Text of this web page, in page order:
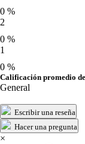
0 %
2
0 %
1
0 %
Calificación promedio
General
Escribir una reseña
Hacer una pregunta
×